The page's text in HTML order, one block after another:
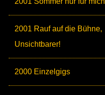
2001 Rauf auf die Bühne,
Unsichtbarer!
2000 Einzelgigs